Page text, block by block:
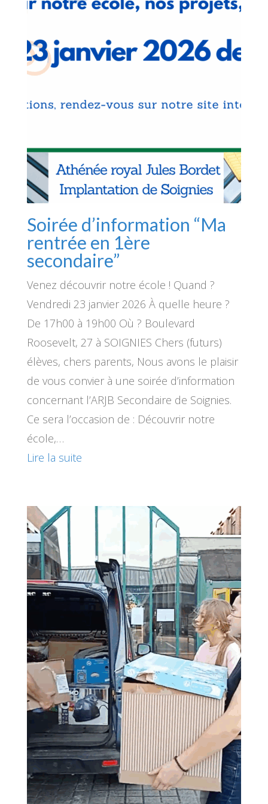
Soirée d’information “Ma
rentrée en 1ère
secondaire”
Venez découvrir notre école ! Quand ?
Vendredi 23 janvier 2026 À quelle heure ?
De 17h00 à 19h00 Où ? Boulevard
Roosevelt, 27 à SOIGNIES Chers (futurs)
élèves, chers parents, Nous avons le plaisir
de vous convier à une soirée d’information
concernant l’ARJB Secondaire de Soignies.
Ce sera l’occasion de : Découvrir notre
école,…
Lire la suite